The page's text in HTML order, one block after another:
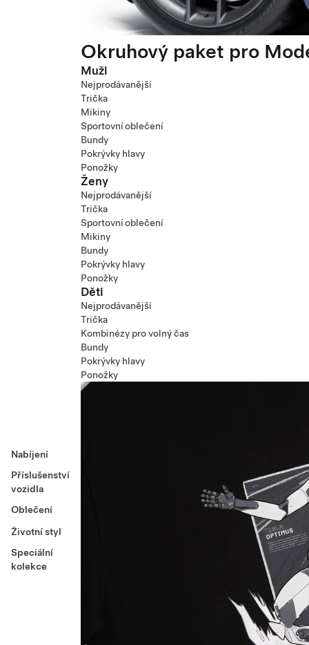
Nabíjení
Příslušenství
vozidla
Oblečení
Životní styl
Speciální
kolekce
Okruhový paket pro
Muži
Nejprodávanější
Trička
Mikiny
Sportovní oblečení
Bundy
Pokrývky hlavy
Ponožky
Ženy
Nejprodávanější
Trička
Sportovní oblečení
Mikiny
Bundy
Pokrývky hlavy
Ponožky
Děti
Nejprodávanější
Trička
Kombinézy pro volný čas
Bundy
Pokrývky hlavy
Ponožky